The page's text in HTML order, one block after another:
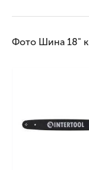
Фото Шина 18" к